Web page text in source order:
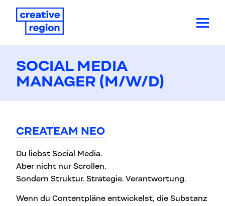
SOCIAL MEDIA
MANAGER (M/W/D)
CREATEAM NEO
Du liebst Social Media.
Aber nicht nur Scrollen.
Sondern Struktur. Strategie. Verantwortung.
Wenn du Contentpläne entwickelst, die Substanz